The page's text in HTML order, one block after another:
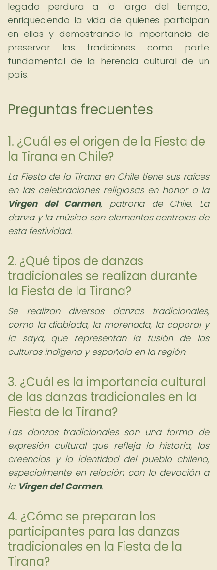
legado perdura a lo largo del tiempo,
enriqueciendo la vida de quienes participan
en ellas y demostrando la importancia de
preservar las tradiciones como parte
fundamental de la herencia cultural de un
país.
Preguntas frecuentes
1. ¿Cuál es el origen de la Fiesta de
la Tirana en Chile?
La Fiesta de la Tirana en Chile tiene sus raíces
en las celebraciones religiosas en honor a la
Virgen del Carmen, patrona de Chile. La
danza y la música son elementos centrales de
esta festividad.
2. ¿Qué tipos de danzas
tradicionales se realizan durante
la Fiesta de la Tirana?
Se realizan diversas danzas tradicionales,
como la diablada, la morenada, la caporal y
la saya, que representan la fusión de las
culturas indígena y española en la región.
3. ¿Cuál es la importancia cultural
de las danzas tradicionales en la
Fiesta de la Tirana?
Las danzas tradicionales son una forma de
expresión cultural que refleja la historia, las
creencias y la identidad del pueblo chileno,
especialmente en relación con la devoción a
la Virgen del Carmen.
4. ¿Cómo se preparan los
participantes para las danzas
tradicionales en la Fiesta de la
Tirana?